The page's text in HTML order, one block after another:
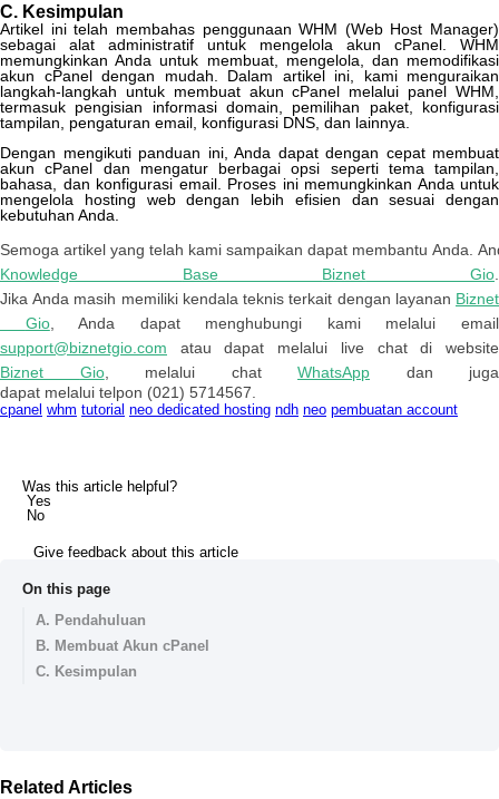
C. Kesimpulan
Artikel ini telah membahas penggunaan WHM (Web Host Manager)
sebagai
alat administratif untuk mengelola akun cPanel
WHM
memungkinkan Anda untuk membuat, mengelola dan memodifikasi
akun
cPanel dengan mudah Dalam artikel ini kami menguraikan
langkah-langkah untuk membuat akun cPanel melalui panel WHM
termasuk pengisian informasi domain pemilihan paket,
konfigurasi
tampilan
pengaturan email konfigurasi DNS dan lainnya
Dengan mengikuti panduan ini, Anda dapat dengan cepat membuat
akun
cPanel dan mengatur berbagai opsi seperti tema tampilan
bahasa
dan konfigurasi email. Proses ini memungkinkan Anda untuk
mengelola
hosting web dengan lebih efisien dan sesuai
dengan
kebutuhan Anda
Semoga artikel yang telah kami sampaikan dapat membantu Anda
Knowledge
Base Biznet Gio
Jika Anda masih memiliki kendala teknis terkait dengan layanan Biznet
Gio, Anda dapat menghubungi kami melalui
email
support@biznetgio com atau dapat melalui live chat di
website
Biznet
Gio, melalui chat WhatsApp dan
juga
dapat melalui telpon (021) 5714567
cpanel whm tutorial neo dedicated hosting ndh neo pembuatan account
Was this article helpful?
Yes
No
Give feedback about this article
On this page
A. Pendahuluan
B. Membuat Akun cPanel
C. Kesimpulan
Related Articles